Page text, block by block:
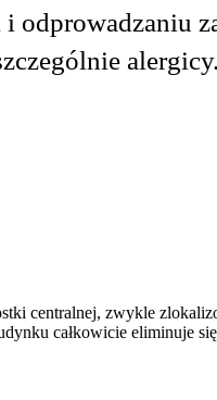
alergicy.
centralnej, zwykle
całkowicie eliminuje